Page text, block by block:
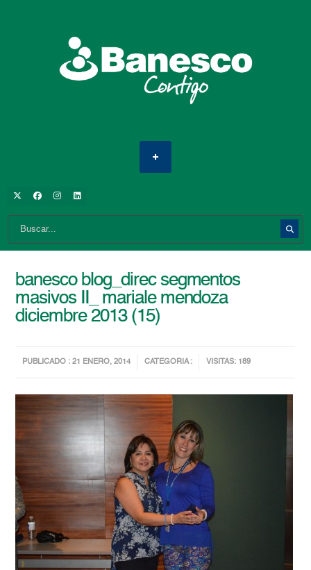
banesco blog_direc segmentos
masivos II_ mariale mendoza
diciembre 2013 (15)
PUBLICADO : 21 ENERO, 2014 CATEGORIA : VISITAS: 189